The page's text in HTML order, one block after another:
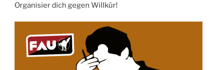
Organisier dich gegen Willkür!